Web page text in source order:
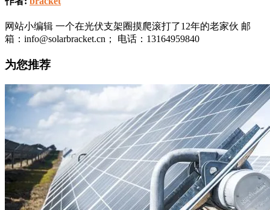
网站小编辑 一个在光伏支架圈摸爬滚打了12年的老家伙 邮
箱：info@solarbracket.cn； 电话：13164959840
为您推荐